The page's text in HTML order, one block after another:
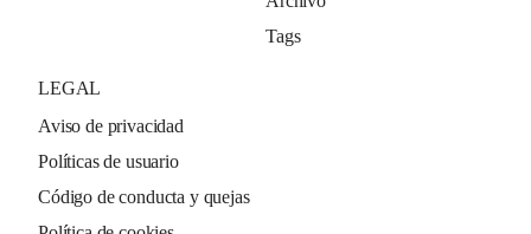
Tags
LEGAL
Aviso de privacidad
Políticas de usuario
Código de conducta y quejas